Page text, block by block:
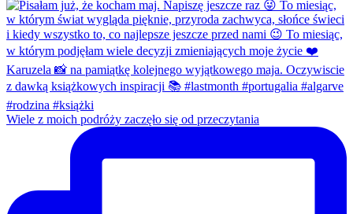
Wiele z moich podróży zaczęło się od przeczytania